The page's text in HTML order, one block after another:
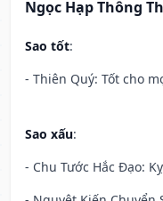
Ngọc Hạp Thông
Sao tốt:
- Thiên Quý: Tốt cho
Sao xấu:
- Chu Tước Hắc Đạo: